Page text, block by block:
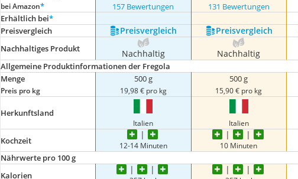
bei Amazon* 157 Bewertungen 131 Bewertungen
Erhältlich bei*
Preis­vergleich
Preis­vergleich Preis­vergleich
Nachhaltiges Produkt Nachhaltig Nachhaltig
Allgemeine Produktinformationen der Fregola
Menge
Preis pro kg
500 g
19,98 € pro kg
500 g
15,90 € pro kg
Herkunftsland
Italien Italien
Kochzeit 12-14 Minuten 10 Minuten
Nährwerte pro 100 g
Kalorien